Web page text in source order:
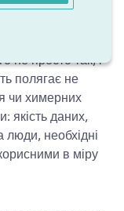
не просто так, і
полягає не
чи химерних
якість даних,
люди, необхідні
в міру